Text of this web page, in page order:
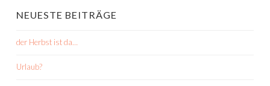
NEUESTE BEITRÄGE
der Herbst ist da…
Urlaub?